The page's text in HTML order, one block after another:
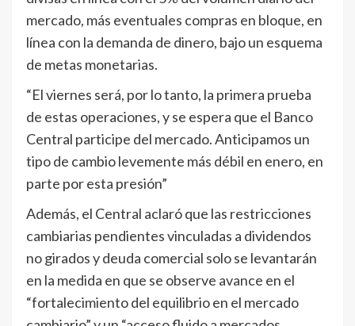
mercado, más eventuales compras en bloque, en
línea con la demanda de dinero, bajo un esquema
de metas monetarias.
“El viernes será, por lo tanto, la primera prueba
de estas operaciones, y se espera que el Banco
Central participe del mercado. Anticipamos un
tipo de cambio levemente más débil en enero, en
parte por esta presión”
Además, el Central aclaró que las restricciones
cambiarias pendientes vinculadas a dividendos
no girados y deuda comercial solo se levantarán
en la medida en que se observe avance en el
“fortalecimiento del equilibrio en el mercado